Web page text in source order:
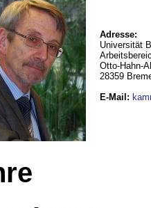
Adresse:
Universität
Otto-Hahn-
28359
E-Mail :